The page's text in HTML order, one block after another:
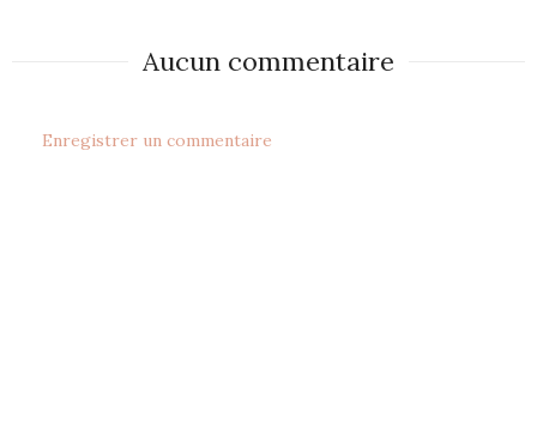
Aucun commentaire
Enregistrer un commentaire